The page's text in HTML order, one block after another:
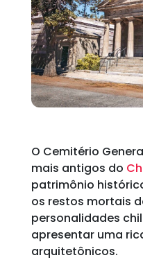
O Cemitério
mais antigos do
patrimônio
os restos mortais
personalidades
apresentar uma
arquitetônicos.